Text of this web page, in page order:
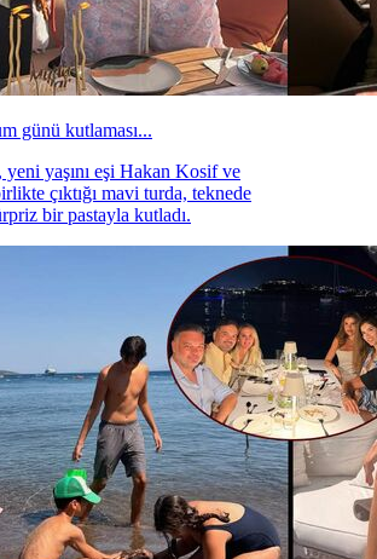
günü kutlaması...
yaşını eşi Hakan Kosif ve
çıktığı mavi turda, teknede
bir pastayla kutladı.